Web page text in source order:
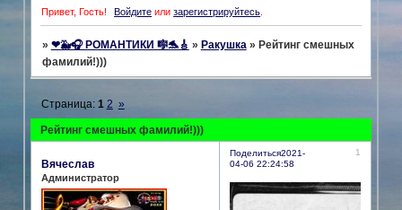
Привет, Гость! Войдите илизарегистрируйтесь.
» ❤🐳🎧 РОМАНТИКИ 🎼🐬🎸 » Ракушка » Рейтинг смешных
фамилий!)))
Рейтинг смешных фамилий!)))
Страница: 1 2 »
Поделиться 1
2021-
04-06 22:24:58
Вячеслав
Администратор